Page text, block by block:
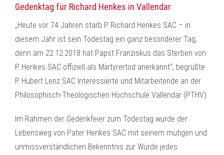
Gedenktag für Richard Henkes in Vallendar
„Heute vor 74 Jahren starb P. Richard Henkes SAC – in
diesem Jahr ist sein Todestag ein ganz besonderer Tag,
denn am 22.12.2018 hat Papst Franziskus das Sterben von
P. Henkes SAC offiziell als Märtyrertod anerkannt“, begrüßte
P. Hubert Lenz SAC Interessierte und Mitarbeitende an der
Philosophisch-Theologischen Hochschule Vallendar (PTHV).
Im Rahmen der Gedenkfeier zum Todestag wurde der
Lebensweg von Pater Henkes SAC mit seinem mutigen und
unmissverständlichen Bekenntnis zur Würde jedes